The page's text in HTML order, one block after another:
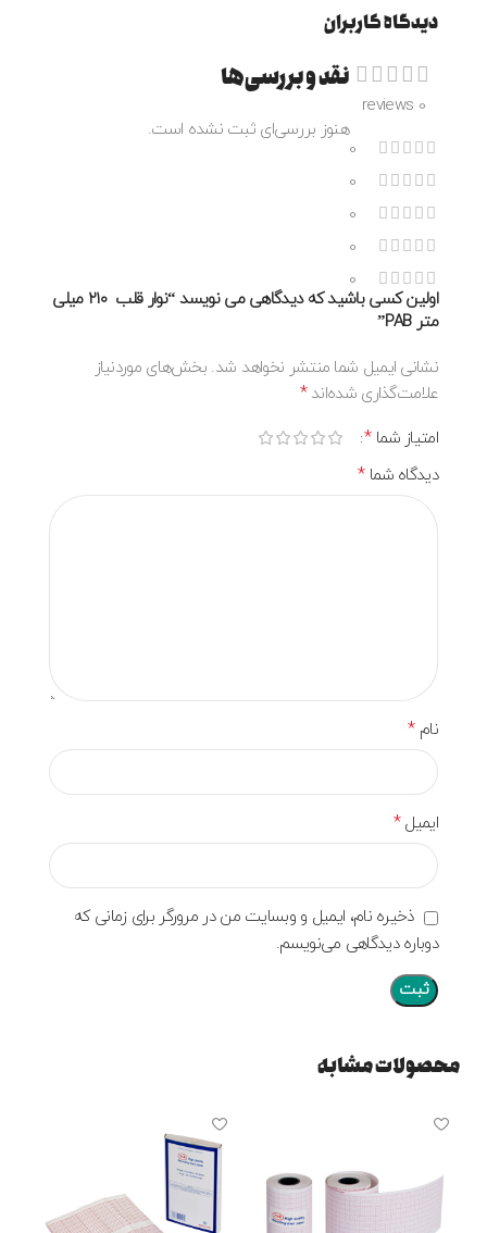
دیدگاه کاربران
0 reviews
0
0
0
0
0
نقد و بررسی‌ها
هنوز بررسی‌ای ثبت نشده است.
اولین کسی باشید که دیدگاهی می نویسد “نوار قلب ۲۱۰ میلی
متر PAB”
نشانی ایمیل شما منتشر نخواهد شد. بخش‌های موردنیاز
علامت‌گذاری شده‌اند*
امتیاز شما*
دیدگاه شما*
نام*
ایمیل*
ذخیره نام، ایمیل و وبسایت من در مرورگر برای زمانی که
دوباره دیدگاهی می‌نویسم.
محصولات مشابه